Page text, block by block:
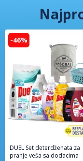
-46%
DUEL Set deterdženata za
pranje veša sa dodacima